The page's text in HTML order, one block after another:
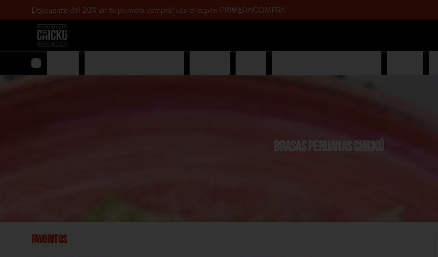
Descuento del 20% en tu primera compra! usa el cupòn PRIMERACOMPRA
BRASAS PERUANAS CHICKÚ
Favoritos